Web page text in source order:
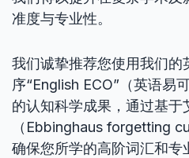
准度与专业性。
我们诚挚推荐您使用我们的
序“English ECO”（英语易
的认知科学成果，通过基于
（Ebbinghaus forgetting
确保您所学的高阶词汇和